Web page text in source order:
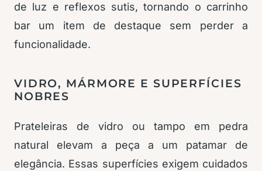
de luz e reflexos sutis, tornando o carrinho
bar um item de destaque sem perder a
funcionalidade.
VIDRO, MÁRMORE E SUPERFÍCIES
NOBRES
Prateleiras de vidro ou tampo em pedra
natural elevam a peça a um patamar de
elegância. Essas superfícies exigem cuidados